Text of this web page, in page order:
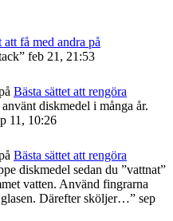
att få med andra på
” feb 21, 21:53
Bästa sättet att rengöra
använt diskmedel i många år.
11, 10:26
Bästa sättet att rengöra
diskmedel sedan du ”vattnat”
vatten. Använd fingrarna
Därefter sköljer…” sep